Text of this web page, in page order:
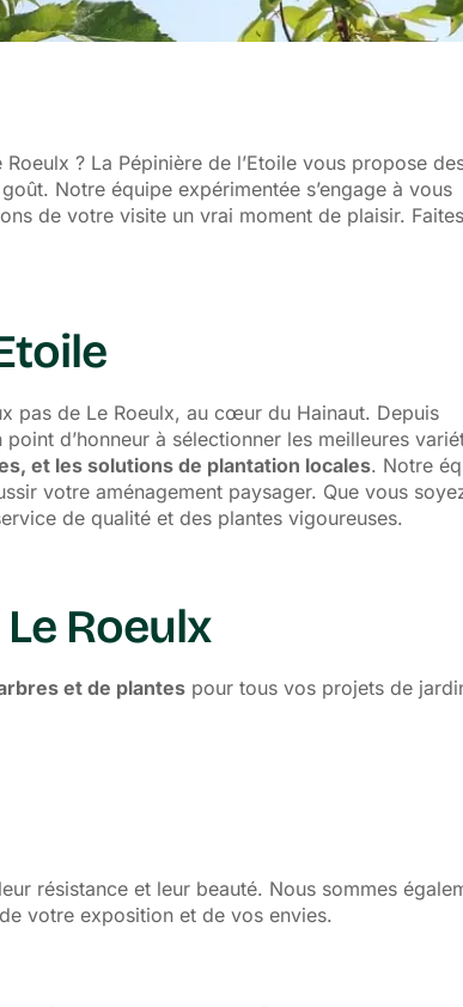
Roeulx ? La Pépinière de l’Etoile vous propose
Notre équipe expérimentée s’engage à vous
de votre visite un vrai moment de plaisir. Faites
pas de Le Roeulx, au cœur du Hainaut. Depuis
d’honneur à sélectionner les meilleures
et les solutions de plantation locales. Notre
votre aménagement paysager. Que vous
de qualité et des plantes vigoureuses.
Roeulx
et de plantes pour tous vos projets de
résistance et leur beauté. Nous sommes
votre exposition et de vos envies.